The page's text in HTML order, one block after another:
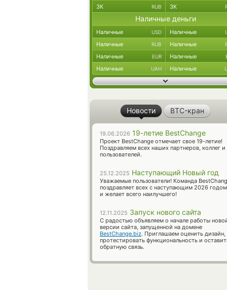
ЗК RUB ЗК
Наличные деньги
Наличные USD Наличные
Наличные RUB Наличные
Наличные EUR Наличные
Наличные UAH Наличные
Новости BTC-кран
19.06.2026 19-летие BestChange
Проект BestChange отмечает свое 19-летие!
Поздравляем всех наших партнеров, коллег и
пользователей.
25.12.2025 Наступающий Новый год
Уважаемые пользователи! Команда
поздравляет всех с наступающим 2026 годом
и желает всего наилучшего!
12.11.2025 Запуск нового сайта
С радостью объявляем о начале работы
версии сайта, запущенной на домене
BestChange.biz. Приглашаем оценить дизайн,
протестировать функциональность и
обратную связь.